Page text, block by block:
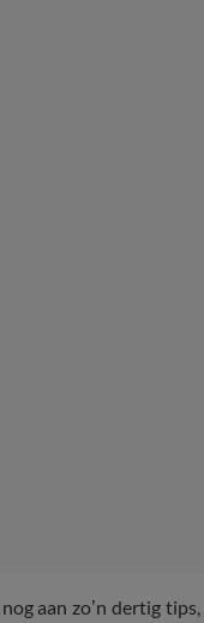
aan zo’n dertig tips,